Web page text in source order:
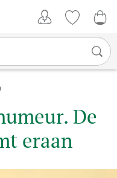
De
eraan